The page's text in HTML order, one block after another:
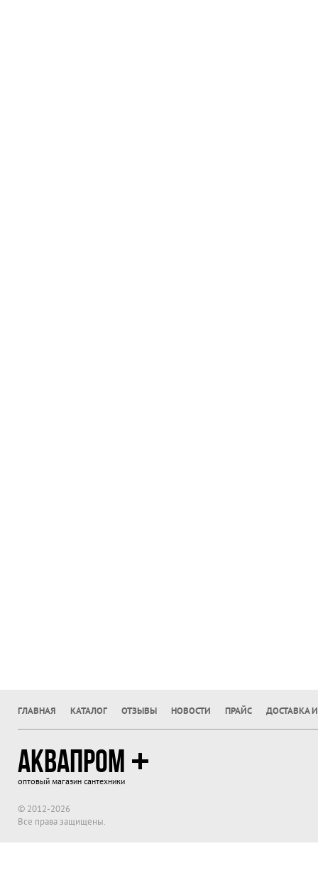
ГЛАВНАЯ КАТАЛОГ ОТЗЫВЫ НОВОСТИ ПРАЙС ДОСТАВКА
АКВАПРОМ
оптовый магазин сантехники
© 2012-2026
Все права защищены.